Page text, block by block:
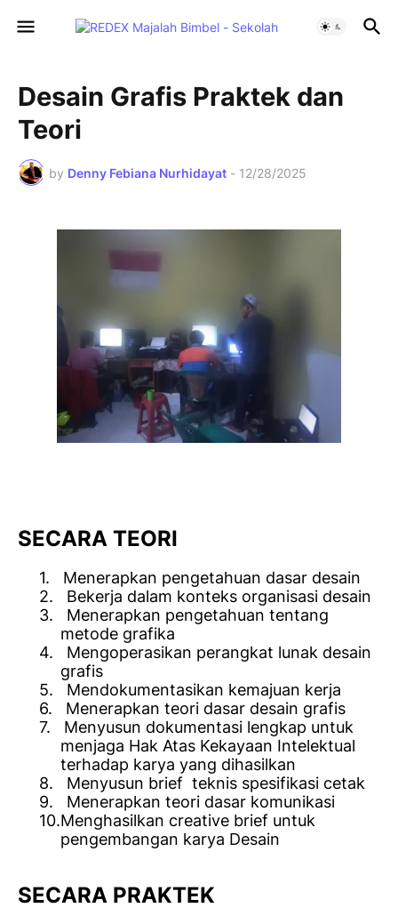
Desain Grafis Praktek dan
Teori
by Denny Febiana Nurhidayat - 12/28/2025
SECARA TEORI
1.
Menerapkan pengetahuan dasar desain
2.
Bekerja dalam konteks organisasi desain
3.
Menerapkan pengetahuan tentang
metode grafika
4.
Mengoperasikan perangkat lunak desain
grafis
5.
Mendokumentasikan kemajuan kerja
6.
Menerapkan teori dasar desain grafis
7.
Menyusun dokumentasi lengkap untuk
menjaga Hak Atas Kekayaan Intelektual
terhadap karya yang dihasilkan
8.
Menyusun brief teknis spesifikasi cetak
9.
Menerapkan teori dasar komunikasi
10.Menghasilkan creative brief untuk
pengembangan karya Desain
SECARA PRAKTEK